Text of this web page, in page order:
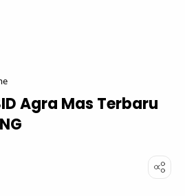
Agra Mas Terbaru